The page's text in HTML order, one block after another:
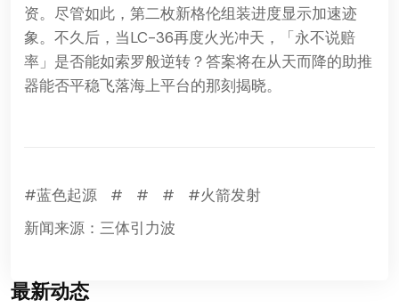
资。尽管如此，第二枚新格伦组装进度显示加速迹
象。不久后，当LC-36再度火光冲天，「永不说赔
率」是否能如索罗般逆转？答案将在从天而降的助推
器能否平稳飞落海上平台的那刻揭晓。
#蓝色起源 # # #
#火箭发射
新闻来源：三体引力波
最新动态